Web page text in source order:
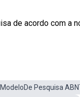
de acordo com a
ModeloDe Pesquisa